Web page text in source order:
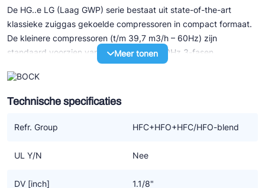
De HG..e LG (Laag GWP) serie bestaat uit state-of-the-art
klassieke zuiggas gekoelde compressoren in compact formaat.
De kleinere compressoren (t/m 39,7 m3/h – 60Hz) zijn
standaard voorzien van een 230/400V 50Hz 3-fasen
elektromotor. De grotere modellen (v.a. 41,3 m3/h – 50Hz)
hebben allen een 3x400V 50Hz part winding motor.
Speciale eigenschappen:
- Speciale afdichtingen voor gebruik van zowel HFO – als HFC
- Elektronische motorbeveiliging voor aansluiting in externe
- Bij verdampingstemperaturen hoger dan 15°C moet esterolie
Meer tonen
Technische specificaties
Refr. Group HFC+HFO+HFC/HFO-blend
UL Y/N Nee
DV [inch] 1.1/8"